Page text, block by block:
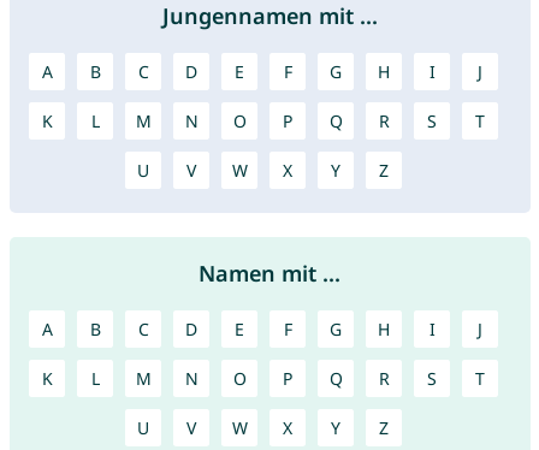
Jungennamen mit ...
A B C D E F G H I J
K L M N O P Q R S T
U V W X Y Z
Namen mit ...
A B C D E F G H I J
K L M N O P Q R S T
U V W X Y Z